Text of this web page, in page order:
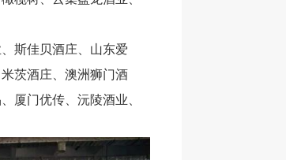
斯佳贝酒庄、山东爱
茨酒庄、澳洲狮门酒
厦门优传、沅陵酒业、